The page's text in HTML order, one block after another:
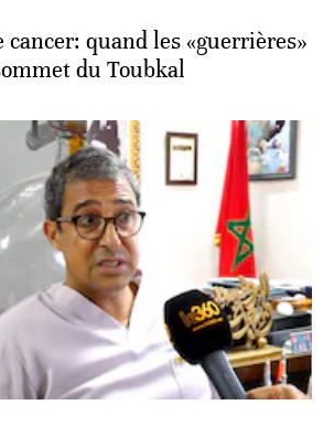
quand les «guerrières»
du Toubkal